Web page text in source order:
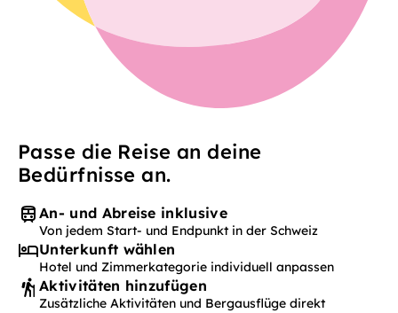
Passe die Reise an deine
Bedürfnisse an.
An- und Abreise inklusive
Von jedem Start- und Endpunkt in der Schweiz
Unterkunft wählen
Hotel und Zimmerkategorie individuell anpassen
Aktivitäten hinzufügen
Zusätzliche Aktivitäten und Bergausflüge direkt